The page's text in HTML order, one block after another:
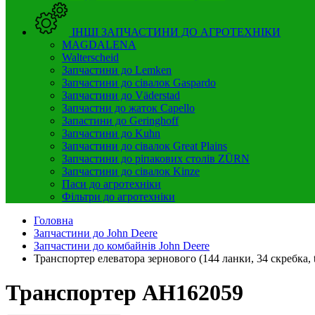
ІНШІ ЗАПЧАСТИНИ ДО АГРОТЕХНІКИ
MAGDALENA
Walterscheid
Запчастини до Lemken
Запчастини до сівалок Gaspardo
Запчастини до Väderstad
Запчастни до жаток Capello
Запастини до Geringhoff
Запчастини до Kuhn
Запчастини до сівалок Great Plains
Запчастини до ріпакових столів ZÜRN
Запчастини до сівалок Kinze
Паси до агротехніки
Фільтри до агротехніки
Головна
Запчастини до John Deere
Запчастини до комбайнів John Deere
Транспортер елеватора зернового (144 ланки, 34 скребка,
Транспортер AH162059